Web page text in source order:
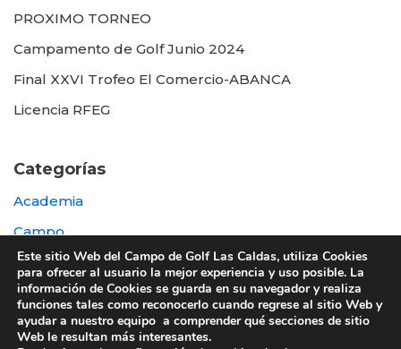
PROXIMO TORNEO
Campamento de Golf Junio 2024
Final XXVI Trofeo El Comercio-ABANCA
Licencia RFEG
Categorías
Academia
Campo
Destacada
Otras
Este sitio Web del Campo de Golf Las Caldas, utiliza Cookies
para ofrecer al usuario la mejor experiencia y uso posible. La
información de Cookies se guarda en su navegador y realiza
funciones tales como reconocerlo cuando regrese al sitio Web y
ayudar a nuestro equipo a comprender qué secciones de sitio
Web le resultan más interesantes.